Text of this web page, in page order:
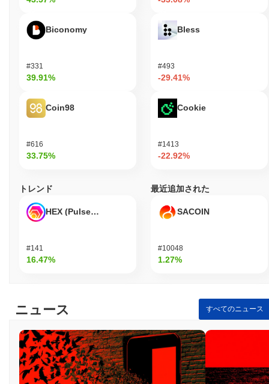
Biconomy
#331
39.91%
Coin98
#616
33.75%
Bless
#493
-29.41%
Cookie
#1413
-22.92%
トレンド
HEX (Pulsechain)
#141
16.47%
最近追加された
SACOIN
#10048
1.27%
ニュース すべてのニュース